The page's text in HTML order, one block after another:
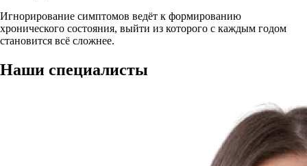
Игнорирование симптомов ведёт к формированию
хронического состояния, выйти из которого с каждым годом
становится всё сложнее.
Наши специалисты